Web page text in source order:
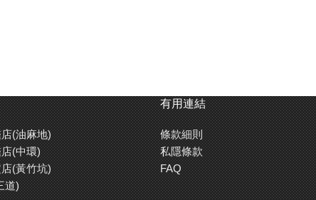
。
(油麻地)
(中環)
(黃竹坑)
道)
有用連結
條款細則
私隱條款
FAQ